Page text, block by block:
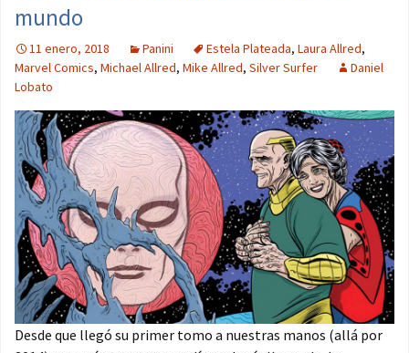
mundo
11 enero, 2018 Panini Estela Plateada, Laura Allred,
Marvel Comics, Michael Allred, Mike Allred, Silver Surfer
Daniel
Lobato
Desde que llegó su primer tomo a nuestras manos (allá por